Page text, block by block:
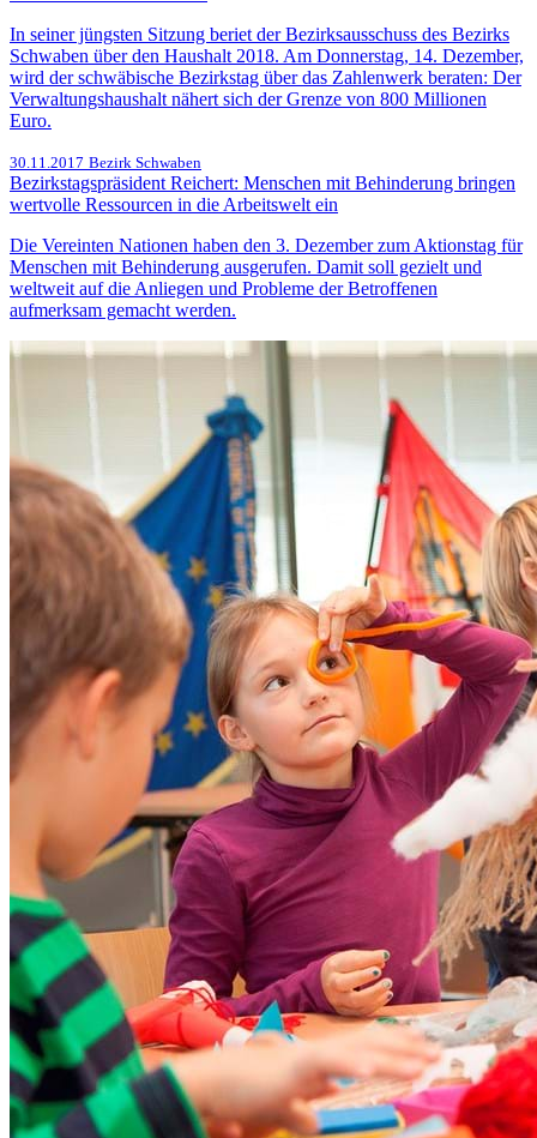
In seiner jüngsten Sitzung beriet der Bezirksausschuss des Bezirks
Schwaben über den Haushalt 2018. Am Donnerstag, 14. Dezember,
wird der schwäbische Bezirkstag über das Zahlenwerk beraten: Der
Verwaltungshaushalt nähert sich der Grenze von 800 Millionen
Euro.
30.11.2017 Bezirk Schwaben
Bezirkstagspräsident Reichert: Menschen mit Behinderung bringen
wertvolle Ressourcen in die Arbeitswelt ein
Die Vereinten Nationen haben den 3. Dezember zum Aktionstag für
Menschen mit Behinderung ausgerufen. Damit soll gezielt und
weltweit auf die Anliegen und Probleme der Betroffenen
aufmerksam gemacht werden.